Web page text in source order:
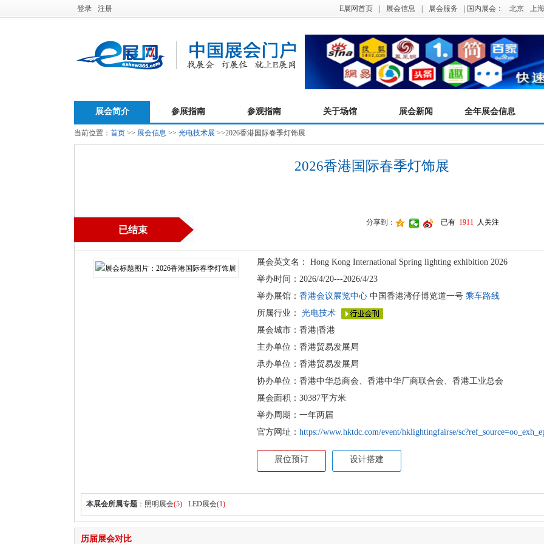
登录 注册 E展网首页 展会信息 展会服务 | 国内展会： 北京 上海
展会简介 参展指南 参观指南 关于场馆 展会新闻 全年展会信息
当前位置： 首页 >> 展会信息 >> 光电技术展 >>2026香港国际春季灯饰展
2026香港国际春季灯饰展
已结束
分享到： 已有 1911 人关注
展会英文名：
Hong Kong International Spring lighting exhibition 2026
举办时间：2026/4/20---2026/4/23
举办展馆： 香港会议展览中心 中国香港湾仔博览道一号 乘车路线
所属行业： 光电技术
展会城市：香港|香港
主办单位：香港贸易发展局
承办单位：香港贸易发展局
协办单位：香港中华总商会、香港中华厂商联合会、香港工业总会
展会面积：30387平方米
举办周期：一年两届
官方网址： https://www.hktdc.com/event/hklightingfairse/
展位预订 设计搭建
本展会所属专题 ： 照明展会(5) LED展会(1)
历届展会对比